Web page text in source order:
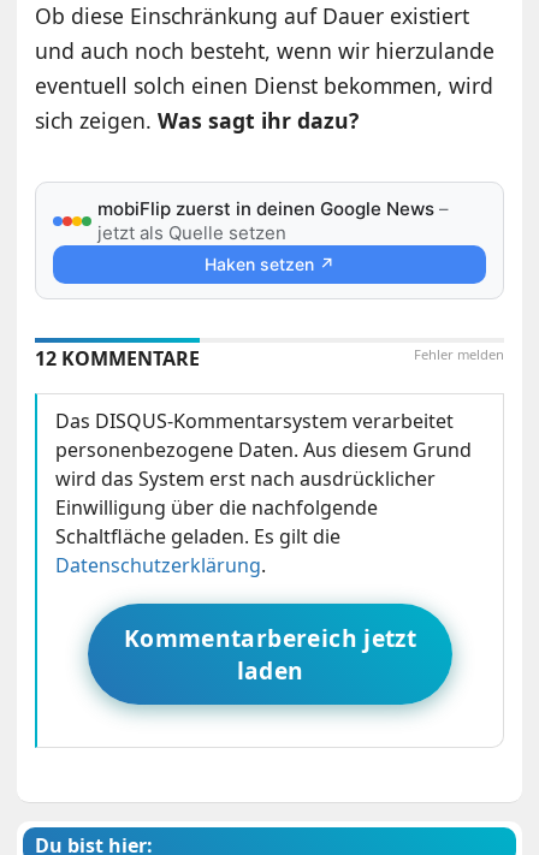
Ob diese Einschränkung auf Dauer existiert
und auch noch besteht, wenn wir hierzulande
eventuell solch einen Dienst bekommen, wird
sich zeigen.Was sagt ihr dazu?
mobiFlip zuerst in deinen Google News –
jetzt als Quelle setzen
Haken setzen ↗
Fehler melden
12 KOMMENTARE
Das DISQUS-Kommentarsystem verarbeitet
personenbezogene Daten. Aus diesem Grund
wird das System erst nach ausdrücklicher
Einwilligung über die nachfolgende
Schaltfläche geladen. Es gilt die
Datenschutzerklärung.
Kommentarbereich jetzt
laden
Du bist hier: